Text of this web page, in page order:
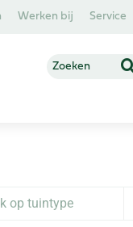
Werken bij Service
op tuintype